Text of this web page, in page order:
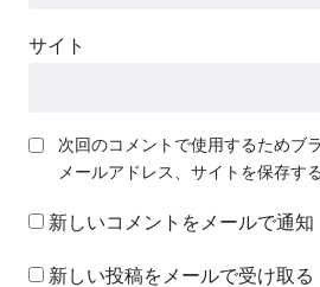
サイト
次回のコメントで使用するためブ
メールアドレス、サイトを保存する
新しいコメントをメールで通知
新しい投稿をメールで受け取る